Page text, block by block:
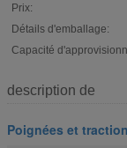
Prix:
Détails d'emballage:
Capacité
description de
Poignées et